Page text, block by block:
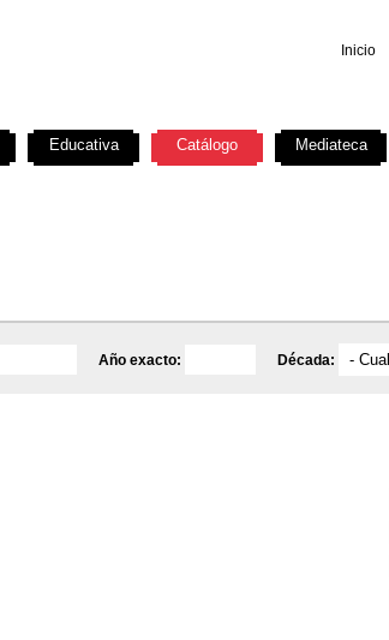
Inicio
Año exacto: Década:
Educativa Catálogo Mediateca